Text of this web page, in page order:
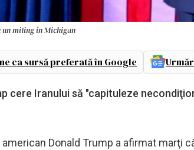
miting în Michigan
ca sursă preferată în Google
cere Iranului să "capituleze
Donald Trump a afirmat marţi